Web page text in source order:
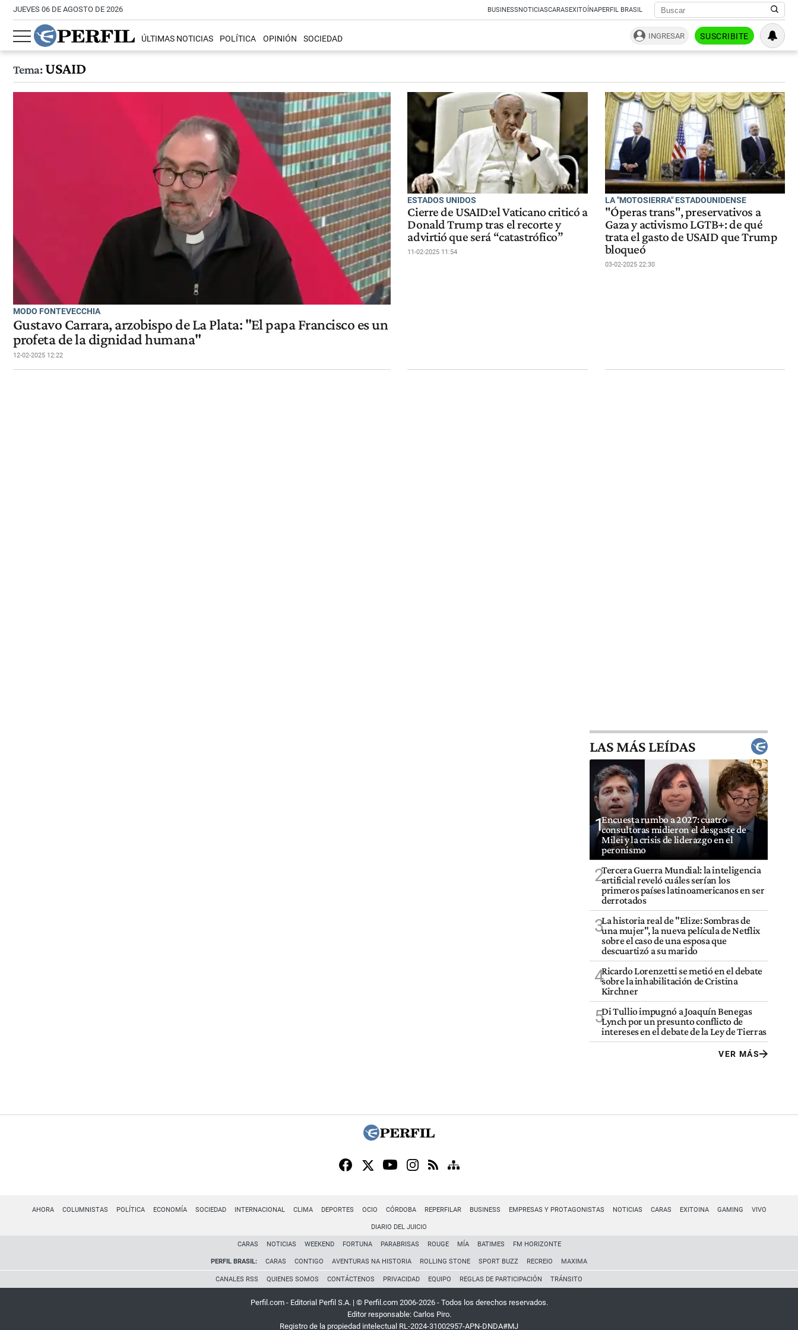
JUEVES 06 DE AGOSTO DE 2026 BUSINESSNOTICIASCARASEXITOÍNAPERFIL BRASIL
ÚLTIMAS NOTICIAS POLÍTICA OPINIÓN SOCIEDAD INGRESAR SUSCRIBITE
Tema:USAID
MODO FONTEVECCHIA
Gustavo Carrara, arzobispo de La Plata: "El papa Francisco es un
profeta de la dignidad humana"
12-02-2025 12:22
ESTADOS UNIDOS
Cierre de USAID:el Vaticano criticó a
Donald Trump tras el recorte y
advirtió que será “catastrófico”
11-02-2025 11:54
LA "MOTOSIERRA" ESTADOUNIDENSE
"Óperas trans", preservativos a
Gaza y activismo LGTB+: de qué
trata el gasto de USAID que Trump
bloqueó
03-02-2025 22:30
LAS MÁS LEÍDAS
1Encuesta rumbo a 2027: cuatro
consultoras midieron el desgaste de
Milei y la crisis de liderazgo en el
peronismo
2Tercera Guerra Mundial: la inteligencia
artificial reveló cuáles serían los
primeros países latinoamericanos en ser
derrotados
3La historia real de "Elize: Sombras de
una mujer", la nueva película de Netflix
sobre el caso de una esposa que
descuartizó a su marido
4Ricardo Lorenzetti se metió en el debate
sobre la inhabilitación de Cristina
Kirchner
5Di Tullio impugnó a Joaquín Benegas
Lynch por un presunto conflicto de
intereses en el debate de la Ley de Tierras
VER MÁS
AHORA COLUMNISTAS POLÍTICA ECONOMÍA SOCIEDAD INTERNACIONAL CLIMA DEPORTES OCIO CÓRDOBA REPERFILAR BUSINESS EMPRESAS Y PROTAGONISTAS NOTICIAS CARAS EXITOINA GAMING VIVO
DIARIO DEL JUICIO
CARAS NOTICIAS WEEKEND FORTUNA PARABRISAS ROUGE MÍA BATIMES FM HORIZONTE
PERFIL BRASIL: CARAS CONTIGO AVENTURAS NA HISTORIA ROLLING STONE SPORT BUZZ RECREIO MAXIMA
CANALES RSS QUIENES SOMOS CONTÁCTENOS PRIVACIDAD EQUIPO REGLAS DE PARTICIPACIÓN TRÁNSITO
Perfil.com - Editorial Perfil S.A. | © Perfil.com 2006-2026 - Todos los derechos reservados.
Editor responsable: Carlos Piro.
Registro de la propiedad intelectual RL-2024-31002957-APN-DNDA#MJ